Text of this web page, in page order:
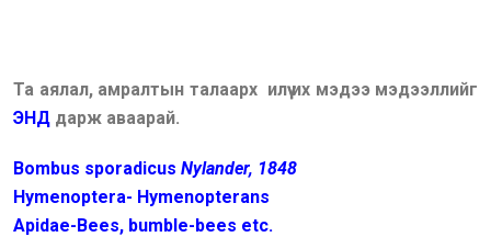
Та аялал, амралтын талаарх илүү их мэдээ мэдээллийг
ЭНД дарж аваарай.
Bombus sporadicus Nylander, 1848
Hymenoptera- Hymenopterans
Apidae-Bees, bumble-bees etc.